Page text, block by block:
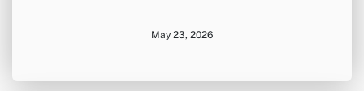
·
May 23, 2026